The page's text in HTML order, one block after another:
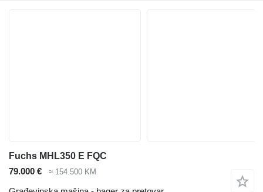
Fuchs MHL350 E FQC
79.000 €
≈ 154.500 KM